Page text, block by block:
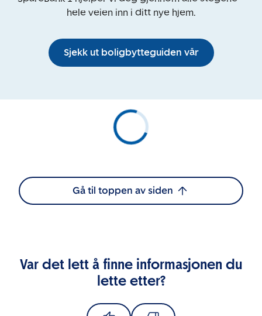
hele veien inn i ditt nye hjem.
Sjekk ut boligbytteguiden vår
Gå til toppen av siden
Var det lett å finne informasjonen du
lette etter?